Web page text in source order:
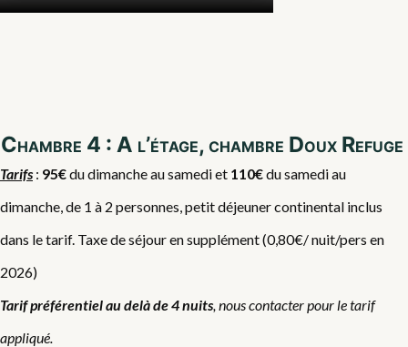
Chambre 4 : A l’étage, chambre Doux Refuge
Tarifs : 95€du dimanche au samedi et 110€du samedi au
dimanche, de 1 à 2 personnes, petit déjeuner continental inclus
dans le tarif. Taxe de séjour en supplément (0,80€/ nuit/pers en
2026)
Tarif préférentiel au delà de 4 nuits , nous contacter pour le tarif
appliqué.